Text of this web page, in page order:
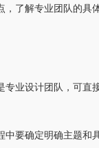
了解专业团队的
业设计团队，可
要确定明确主题